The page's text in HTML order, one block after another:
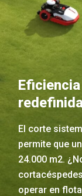
El corte
permite que
24.000 m2.
operar en